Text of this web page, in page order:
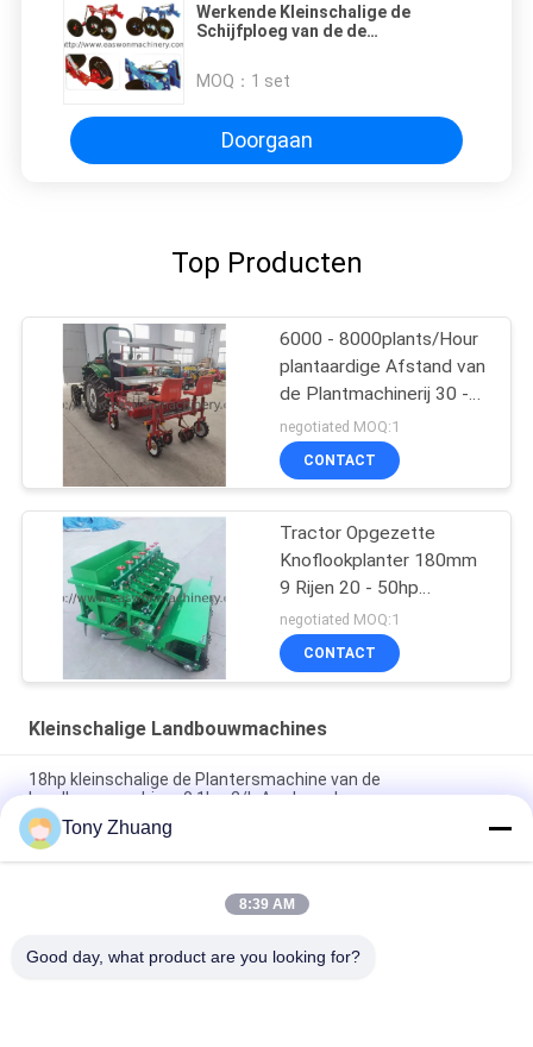
Werkende Kleinschalige de
Schijfploeg van de de
MOQ： 1 set
Doorgaan
Top Producten
6000 - 8000plants/Hour
plantaardige Afstand van
de Plantmachinerij 30 -
60cm
negotiated MOQ:1
CONTACT
Tractor Opgezette
Knoflookplanter 180mm
9 Rijen 20 - 50hp
Aangepaste Macht
negotiated MOQ:1
CONTACT
Kleinschalige Landbouwmachines
18hp kleinschalige de Plantersmachine van de
Landbouwmachines0.1hm2/h Aardappel
Schijf Dia660mm Front Mounted Power Harrow, Op zwaar
werk berekende de Schijfeg van 70hp
W500mm Kleinschalige Landbouwmachines Naadloze
Tony Zhuang
8:39 AM
Good day, what product are you looking for?